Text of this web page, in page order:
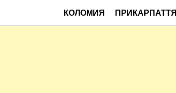
КОЛОМИЯ ПРИКАРПАТТЯ